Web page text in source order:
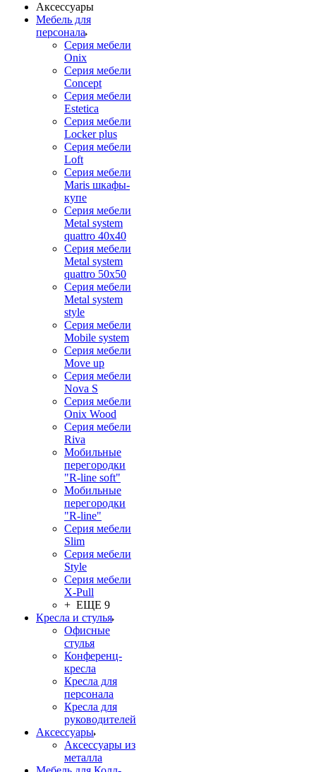
Аксессуары
Мебель для
персонала
Серия мебели
Onix
Серия мебели
Concept
Серия мебели
Estetica
Серия мебели
Locker plus
Серия мебели
Loft
Серия мебели
Maris шкафы-
купе
Серия мебели
Metal system
quattro 40x40
Серия мебели
Metal system
quattro 50x50
Серия мебели
Metal system
style
Серия мебели
Mobile system
Серия мебели
Move up
Серия мебели
Nova S
Серия мебели
Onix Wood
Серия мебели
Riva
Мобильные
перегородки
"R-line soft"
Мобильные
перегородки
"R-line"
Серия мебели
Slim
Серия мебели
Style
Серия мебели
X-Pull
+ ЕЩЕ 9
Кресла и стулья
Офисные
стулья
Конференц-
кресла
Кресла для
персонала
Кресла для
руководителей
Аксессуары
Аксессуары из
металла